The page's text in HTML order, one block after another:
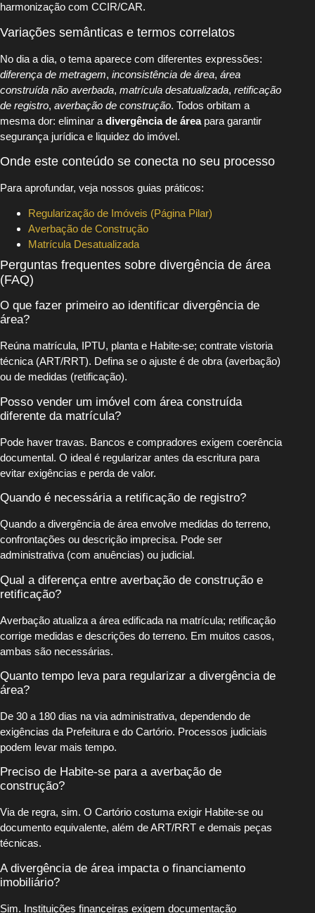
harmonização com CCIR/CAR.
Variações semânticas e termos correlatos
No dia a dia, o tema aparece com diferentes expressões:
diferença de metragem, inconsistência de área, área
construída não averbada, matrícula desatualizada, retificação
de registro, averbação de construção. Todos orbitam a
mesma dor: eliminar a divergência de áreapara garantir
segurança jurídica e liquidez do imóvel.
Onde este conteúdo se conecta no seu processo
Para aprofundar, veja nossos guias práticos:
Regularização de Imóveis (Página Pilar)
Averbação de Construção
Matrícula Desatualizada
Perguntas frequentes sobre divergência de área
(FAQ)
O que fazer primeiro ao identificar divergência de
área?
Reúna matrícula, IPTU, planta e Habite-se; contrate vistoria
técnica (ART/RRT). Defina se o ajuste é de obra (averbação)
ou de medidas (retificação).
Posso vender um imóvel com área construída
diferente da matrícula?
Pode haver travas. Bancos e compradores exigem coerência
documental. O ideal é regularizar antes da escritura para
evitar exigências e perda de valor.
Quando é necessária a retificação de registro?
Quando a divergência de área envolve medidas do terreno,
confrontações ou descrição imprecisa. Pode ser
administrativa (com anuências) ou judicial.
Qual a diferença entre averbação de construção e
retificação?
Averbação atualiza a área edificada na matrícula; retificação
corrige medidas e descrições do terreno. Em muitos casos,
ambas são necessárias.
Quanto tempo leva para regularizar a divergência de
área?
De 30 a 180 dias na via administrativa, dependendo de
exigências da Prefeitura e do Cartório. Processos judiciais
podem levar mais tempo.
Preciso de Habite-se para a averbação de
construção?
Via de regra, sim. O Cartório costuma exigir Habite-se ou
documento equivalente, além de ART/RRT e demais peças
técnicas.
A divergência de área impacta o financiamento
imobiliário?
Sim. Instituições financeiras exigem documentação